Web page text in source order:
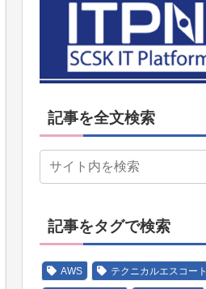
記事を全文検索
記事をタグで検索
AWS テクニカルエスコート